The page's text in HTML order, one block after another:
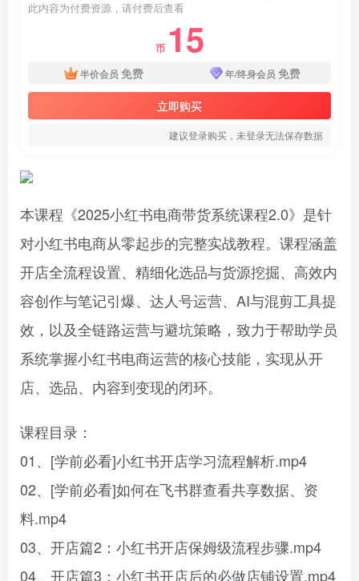
此内容为付费资源，请付费后查看
币 15
半价会员 免费 年/终身会员 免费
立即购买
建议登录购买，未登录无法保存数据
本课程《2025小红书电商带货系统课程2.0》是针
对小红书电商从零起步的完整实战教程。课程涵盖
开店全流程设置、精细化选品与货源挖掘、高效内
容创作与笔记引爆、达人号运营、AI与混剪工具提
效，以及全链路运营与避坑策略，致力于帮助学员
系统掌握小红书电商运营的核心技能，实现从开
店、选品、内容到变现的闭环。
课程目录：
01、[学前必看]小红书开店学习流程解析.mp4
02、[学前必看]如何在飞书群查看共享数据、资
料.mp4
03、开店篇2：小红书开店保姆级流程步骤.mp4
04、开店篇3：小红书开店后的必做店铺设置.mp4